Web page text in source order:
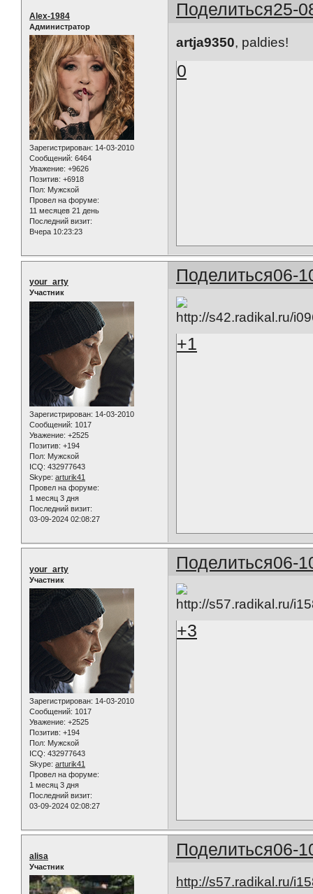
Поделиться25-
Alex-1984
Администратор
Зарегистрирован: 14-03-2010
Сообщений: 6464
Уважение: +9626
Позитив: +6918
Пол: Мужской
Провел на форуме:
11 месяцев 21 день
Последний визит:
Вчера 10:23:23
artja9350, paldies!
0
Поделиться06-
your_arty
Участник
Зарегистрирован: 14-03-2010
Сообщений: 1017
Уважение: +2525
Позитив: +194
Пол: Мужской
ICQ: 432977643
Skype: arturik41
Провел на форуме:
1 месяц 3 дня
Последний визит:
03-09-2024 02:08:27
+1
Поделиться06-
your_arty
Участник
Зарегистрирован: 14-03-2010
Сообщений: 1017
Уважение: +2525
Позитив: +194
Пол: Мужской
ICQ: 432977643
Skype: arturik41
Провел на форуме:
1 месяц 3 дня
Последний визит:
03-09-2024 02:08:27
+3
Поделиться06-
alisa
Участник
http://s57.radikal.ru/